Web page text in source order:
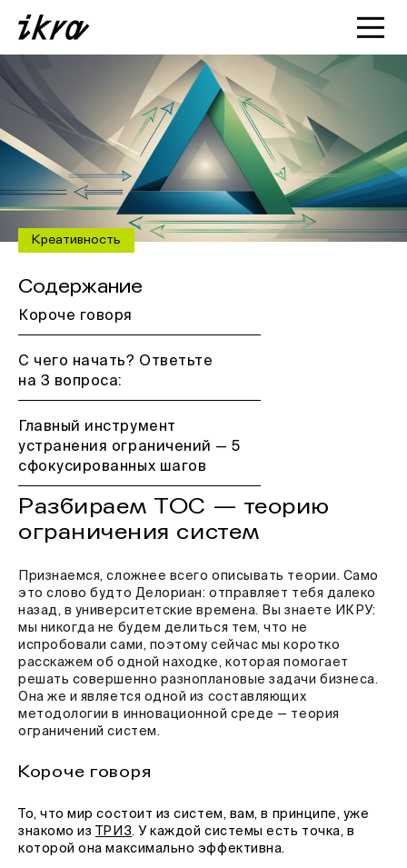
Познакомиться с ИКРОЙ
Статьи
Кейсы
О нас
Креативность
Содержание
Короче говоря
С чего начать? Ответьте
на 3 вопроса:
Главный инструмент
устранения ограничений — 5
сфокусированных шагов
Разбираем ТОС — теорию
ограничения систем
Признаемся, сложнее всего описывать теории. Само
это слово будто Делориан: отправляет тебя далеко
назад, в университетские времена. Вы знаете ИКРУ:
мы никогда не будем делиться тем, что не
испробовали сами, поэтому сейчас мы коротко
расскажем об одной находке, которая помогает
решать совершенно разноплановые задачи бизнеса.
Она же и является одной из составляющих
методологии в инновационной среде — теория
ограничений систем.
Короче говоря
То, что мир состоит из систем, вам, в принципе, уже
знакомо из
ТРИЗ. У каждой системы есть точка, в
которой она максимально эффективна.